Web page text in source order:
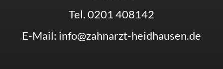
Tel. 0201 408142
E-Mail: info@zahnarzt-heidhausen.de